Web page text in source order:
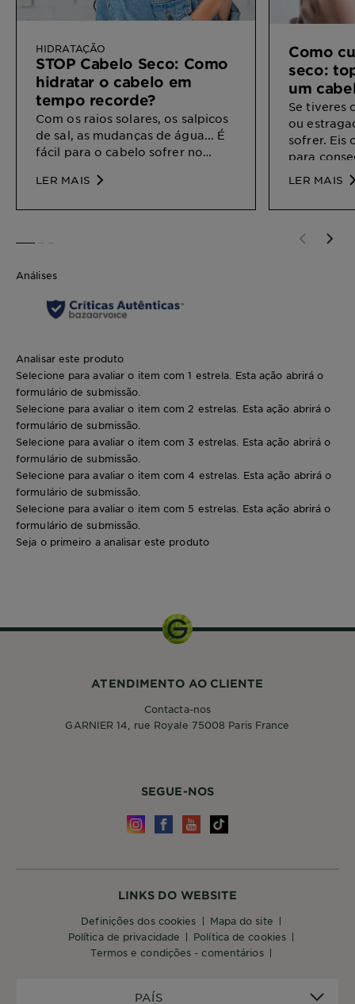
HIDRATAÇÃO
STOP Cabelo Seco: Como
hidratar o cabelo em
tempo recorde?
Com os raios solares, os salpicos
de sal, as mudanças de água... É
fácil para o cabelo sofrer no
hidratação. Por isso, quer queiras
seco e danificado em casa e
vamos nós!
LER MAIS
Como
seco:
um
Se tiveres
ou
sofrer. Eis
para
e
LER MAIS
Análises
Analisar este produto
Selecione para avaliar o item com 1 estrela. Esta ação abrirá o
formulário de submissão.
Selecione para avaliar o item com 2 estrelas. Esta ação abrirá o
formulário de submissão.
Selecione para avaliar o item com 3 estrelas. Esta ação abrirá o
formulário de submissão.
Selecione para avaliar o item com 4 estrelas. Esta ação abrirá o
formulário de submissão.
Selecione para avaliar o item com 5 estrelas. Esta ação abrirá o
formulário de submissão.
Seja o primeiro a analisar este produto
PAÍS
LINKS DO WEBSITE
definições dos cookies
mapa do site
política de privacidade
política de cookies
termos e condições - comentários
SEGUE-NOS
ATENDIMENTO AO CLIENTE
Contacta-nos
GARNIER 14, rue Royale 75008 Paris France